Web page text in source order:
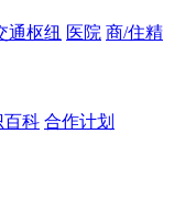
通枢纽 医院 商/住精
百科 合作计划